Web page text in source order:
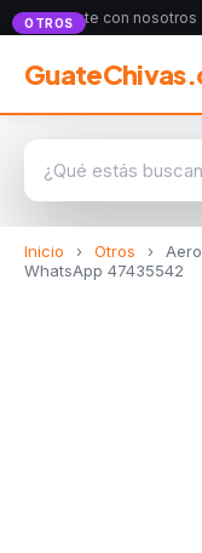
Anunciate con nosotros
Inicio › Otros ›
WhatsApp 47435542
OTROS